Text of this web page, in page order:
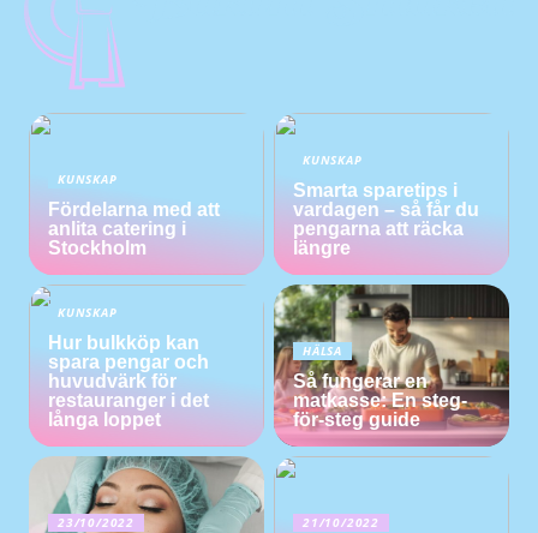
KUNSKAP
Fördelarna med att
anlita catering i
Stockholm
KUNSKAP
Smarta sparetips i
vardagen – så får du
pengarna att räcka
längre
KUNSKAP
Hur bulkköp kan
spara pengar och
huvudvärk för
restauranger i det
långa loppet
HÄLSA
Så fungerar en
matkasse: En steg-
för-steg guide
23/10/2022 21/10/2022